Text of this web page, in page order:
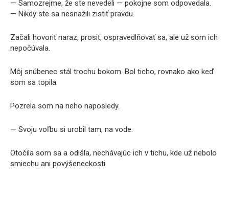
— Samozrejme, že ste nevedeli — pokojne som odpovedala.
— Nikdy ste sa nesnažili zistiť pravdu.
Začali hovoriť naraz, prosiť, ospravedlňovať sa, ale už som ich
nepočúvala.
Môj snúbenec stál trochu bokom. Bol ticho, rovnako ako keď
som sa topila.
Pozrela som na neho naposledy.
— Svoju voľbu si urobil tam, na vode.
Otočila som sa a odišla, nechávajúc ich v tichu, kde už nebolo
smiechu ani povýšeneckosti.